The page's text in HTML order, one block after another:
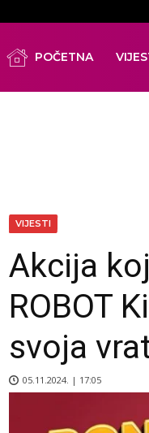
POČETNA
VIJESTI
Akcija
ROBOT
svoja
05.11.2024. | 17:05